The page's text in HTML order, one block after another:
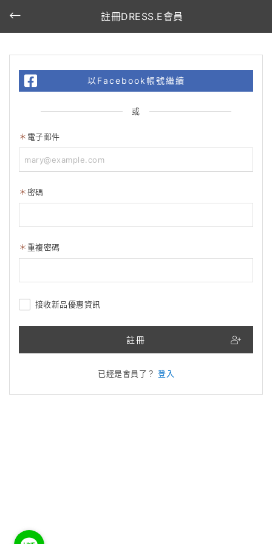
註冊DRESS.E會員
以Facebook帳號繼續
或
電子郵件
密碼
重複密碼
接收新品優惠資訊
註冊
已經是會員了？ 登入